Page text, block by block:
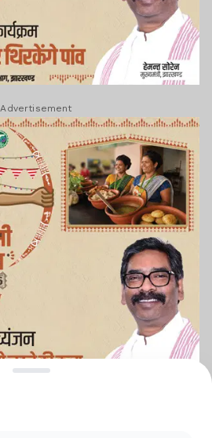
Advertisement